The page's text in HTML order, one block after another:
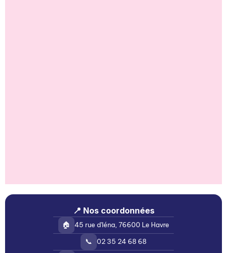
📍 Nos coordonnées
🏠 45 rue d'Iéna, 76600 Le Havre
📞 02 35 24 68 68